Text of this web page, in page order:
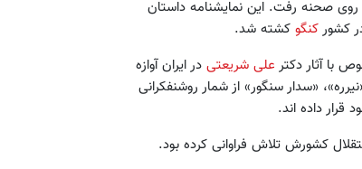
روی صحنه رفت. این نمایشنامه داستان
کشورکنگو کشته شد.
با آثار دکتر علی شریعتی در ایران آوازه
«سدار سنگور» از شمار روشنفکرانی
داده اند.
کشورش تلاش فراوانی کرده‌ بود.